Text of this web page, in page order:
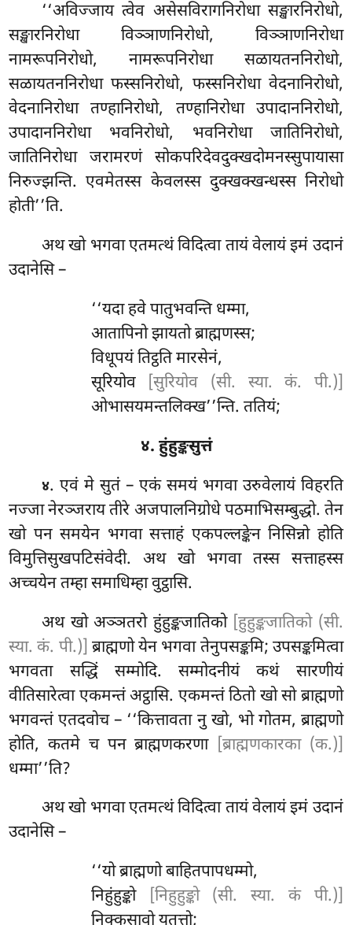
‘‘अविज्जाय त्वेव असेसविरागनिरोधा सङ्खारनिरोधो,
सङ्खारनिरोधा विञ्ञाणनिरोधो, विञ्ञाणनिरोधा
नामरूपनिरोधो, नामरूपनिरोधा सळायतननिरोधो,
सळायतननिरोधा फस्सनिरोधो, फस्सनिरोधा वेदनानिरोधो,
वेदनानिरोधा तण्हानिरोधो, तण्हानिरोधा उपादाननिरोधो,
उपादाननिरोधा भवनिरोधो, भवनिरोधा जातिनिरोधो,
जातिनिरोधा जरामरणं सोकपरिदेवदुक्खदोमनस्सुपायासा
निरुज्झन्ति. एवमेतस्स केवलस्स दुक्खक्खन्धस्स निरोधो
होती’’ति.
अथ खो भगवा एतमत्थं विदित्वा तायं वेलायं इमं उदानं
उदानेसि –
‘‘यदा हवे पातुभवन्ति धम्मा,
आतापिनो झायतो ब्राह्मणस्स;
विधूपयं तिट्ठति मारसेनं,
सूरियोव
[सुरियोव (सी. स्या. कं. पी.)]
ओभासयमन्तलिक्ख’’न्ति. ततियं;
४. हुंहुङ्कसुत्तं
४. एवं मे सुतं – एकं समयं भगवा उरुवेलायं विहरति
नज्जा नेरञ्जराय तीरे अजपालनिग्रोधे पठमाभिसम्बुद्धो. तेन
खो पन समयेन भगवा सत्ताहं एकपल्लङ्केन निसिन्नो होति
विमुत्तिसुखपटिसंवेदी. अथ खो भगवा तस्स सत्ताहस्स
अच्चयेन तम्हा समाधिम्हा वुट्ठासि.
अथ खो अञ्ञतरो हुंहुङ्कजातिको [हुहुङ्कजातिको (सी.
स्या. कं. पी.)] ब्राह्मणो येन भगवा तेनुपसङ्कमि; उपसङ्कमित्वा
भगवता सद्धिं सम्मोदि. सम्मोदनीयं कथं सारणीयं
वीतिसारेत्वा एकमन्तं अट्ठासि. एकमन्तं ठितो खो सो ब्राह्मणो
भगवन्तं एतदवोच – ‘‘कित्तावता नु खो, भो गोतम, ब्राह्मणो
होति, कतमे च पन ब्राह्मणकरणा
[ब्राह्मणकारका (क.)]
धम्मा’’ति?
अथ खो भगवा एतमत्थं विदित्वातायं वेलायं इमं उदानं
उदानेसि –
‘‘यो ब्राह्मणो बाहितपापधम्मो,
निहुंहुङ्को
[निहुहुङ्को (सी. स्या. कं पी.)]